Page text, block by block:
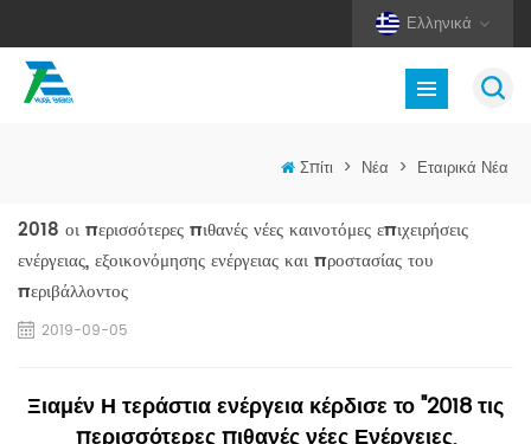
Ελληνικά
Σπίτι > Νέα > Εταιρικά Νέα
2018 οι περισσότερες πιθανές νέες καινοτόμες επιχειρήσεις
ενέργειας, εξοικονόμησης ενέργειας και προστασίας του
περιβάλλοντος
2019-09-05
Ξιαμέν Η τεράστια ενέργεια κέρδισε το "2018 τις